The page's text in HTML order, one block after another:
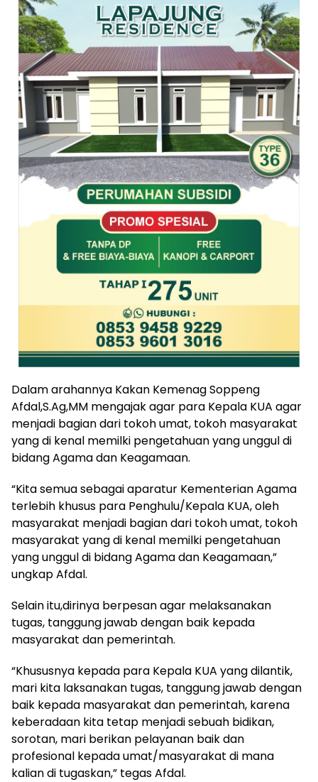
Dalam arahannya Kakan Kemenag Soppeng
Afdal,S.Ag,MM mengajak agar para Kepala KUA agar
menjadi bagian dari tokoh umat, tokoh masyarakat
yang di kenal memilki pengetahuan yang unggul di
bidang Agama dan Keagamaan.
“Kita semua sebagai aparatur Kementerian Agama
terlebih khusus para Penghulu/Kepala KUA, oleh
masyarakat menjadi bagian dari tokoh umat, tokoh
masyarakat yang di kenal memilki pengetahuan
yang unggul di bidang Agama dan Keagamaan,”
ungkap Afdal.
Selain itu,dirinya berpesan agar melaksanakan
tugas, tanggung jawab dengan baik kepada
masyarakat dan pemerintah.
“Khususnya kepada para Kepala KUA yang dilantik,
mari kita laksanakan tugas, tanggung jawab dengan
baik kepada masyarakat dan pemerintah, karena
keberadaan kita tetap menjadi sebuah bidikan,
sorotan, mari berikan pelayanan baik dan
profesional kepada umat/masyarakat di mana
kalian di tugaskan,” tegas Afdal.